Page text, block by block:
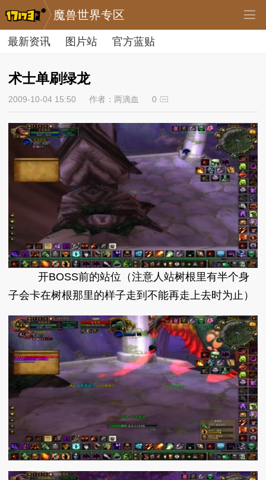
魔兽世界专区
最新资讯 图片站 官方蓝贴
术士单刷绿龙
2009-10-04 15:50 作者：两滴血 0
开BOSS前的站位（注意人站树根里有半个身
子会卡在树根那里的样子走到不能再走上去时为止）